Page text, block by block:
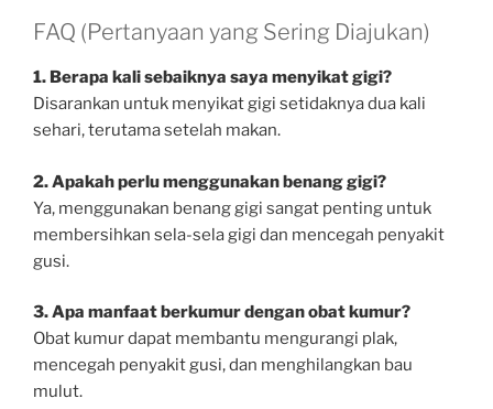
FAQ (Pertanyaan yang Sering Diajukan)
1. Berapa kali sebaiknya saya menyikat gigi?
Disarankan untuk menyikat gigi setidaknya dua kali
sehari, terutama setelah makan.
2. Apakah perlu menggunakan benang gigi?
Ya, menggunakan benang gigi sangat penting untuk
membersihkan sela-sela gigi dan mencegah penyakit
gusi.
3. Apa manfaat berkumur dengan obat kumur?
Obat kumur dapat membantu mengurangi plak,
mencegah penyakit gusi, dan menghilangkan bau
mulut.